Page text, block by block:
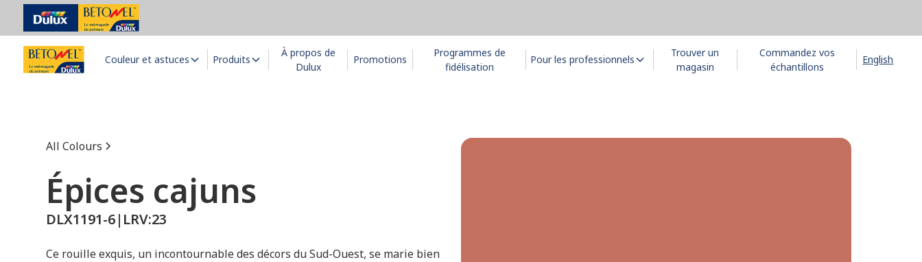
Couleur et astuces Produits
À propos de
Dulux
Promotions
Programmes de
fidélisation
Pour les professionnels
Trouver un
magasin
Commandez vos
échantillons
English
All Colours
Épices cajuns
DLX1191-6| LRV:23
Ce rouille exquis, un incontournable des décors du Sud-Ouest, se marie bien